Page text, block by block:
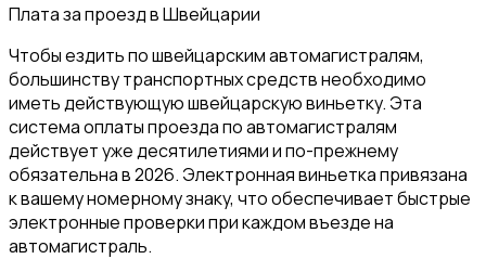
Плата за проезд в Швейцарии
Чтобы ездить по швейцарским автомагистралям,
большинству транспортных средств необходимо
иметь действующую швейцарскую виньетку. Эта
система оплаты проезда по автомагистралям
действует уже десятилетиями и по-прежнему
обязательна в 2026. Электронная виньетка привязана
к вашему номерному знаку, что обеспечивает быстрые
электронные проверки при каждом въезде на
автомагистраль.